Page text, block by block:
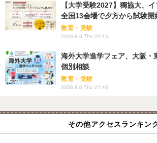
【大学受験2027】獨協大、
全国13会場で夕方から試験開
教育・受験
2026.8.6 Thu 20:15
海外大学進学フェア、大阪・
個別相談
教育・受験
2026.8.6 Thu 21:45
その他アクセスランキン